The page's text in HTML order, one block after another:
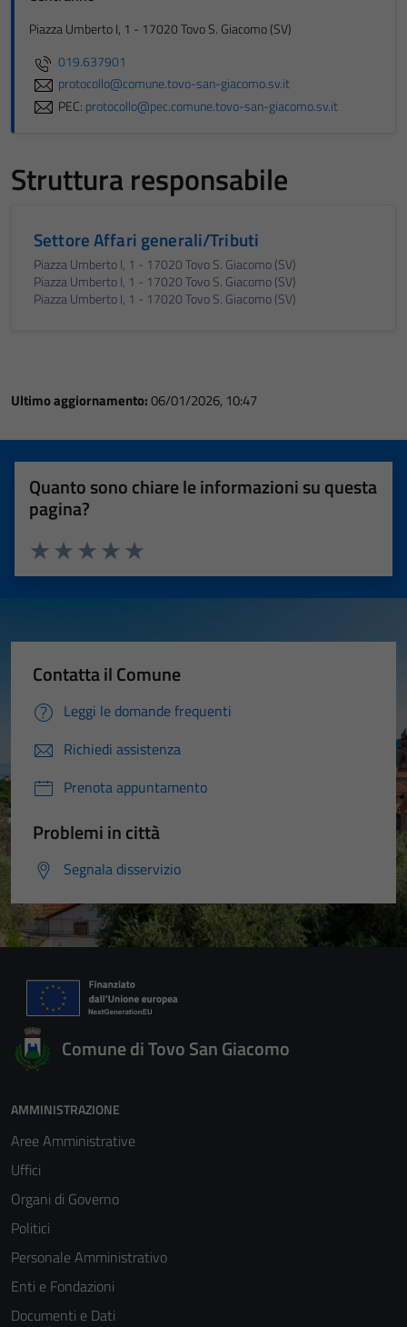
Piazza Umberto I, 1 - 17020 Tovo S. Giacomo (SV)
019.637901
protocollo@comune.tovo-san-giacomo.sv.it
PEC: protocollo@pec.comune.tovo-san-giacomo.sv.it
Struttura responsabile
Settore Affari generali/Tributi
Piazza Umberto I, 1 - 17020 Tovo S. Giacomo (SV)
Piazza Umberto I, 1 - 17020 Tovo S. Giacomo (SV)
Piazza Umberto I, 1 - 17020 Tovo S. Giacomo (SV)
Ultimo aggiornamento:06/01/2026, 10:47
Quanto sono chiare le informazioni su questa
pagina?
Valuta 5 stelle su 5
Valuta 4 stelle su 5
Valuta 3 stelle su 5
Valuta 2 stelle su 5
Valuta 1 stelle su 5
Contatta il Comune
Leggi le domande frequenti
Richiedi assistenza
Prenota appuntamento
Problemi in città
Segnala disservizio
Comune di Tovo San Giacomo
AMMINISTRAZIONE
Aree Amministrative
Uffici
Organi di Governo
Politici
Personale Amministrativo
Enti e Fondazioni
Documenti e Dati
Tecnici
Questi cookie
sono necessari
possono
disabilitati.
Questi cookie
non raccolgono